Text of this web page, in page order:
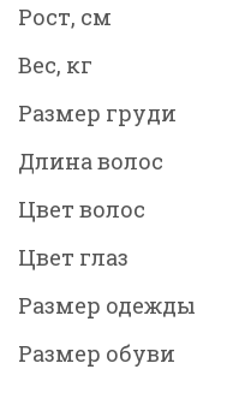
Рост, см
Вес, кг
Размер груди
Длина волос
Цвет волос
Цвет глаз
Размер одежды
Размер обуви